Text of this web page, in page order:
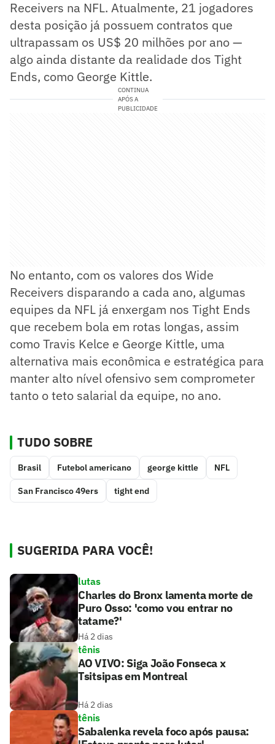
Receivers na NFL. Atualmente, 21 jogadores
desta posição já possuem contratos que
ultrapassam os US$ 20 milhões por ano —
algo ainda distante da realidade dos Tight
Ends, como George Kittle.
CONTINUA
APÓS A
PUBLICIDADE
No entanto, com os valores dos Wide
Receivers disparando a cada ano, algumas
equipes da NFL já enxergam nos Tight Ends
que recebem bola em rotas longas, assim
como Travis Kelce e George Kittle, uma
alternativa mais econômica e estratégica para
manter alto nível ofensivo sem comprometer
tanto o teto salarial da equipe, no ano.
TUDO SOBRE
Brasil Futebol americano george kittle NFL
San Francisco 49ers tight end
SUGERIDA PARA VOCÊ!
lutas
Charles do Bronx lamenta morte de
Puro Osso: 'como vou entrar no
tatame?'
Há 2 dias
tênis
AO VIVO: Siga João Fonseca x
Tsitsipas em Montreal
Há 2 dias
tênis
Sabalenka revela foco após pausa: